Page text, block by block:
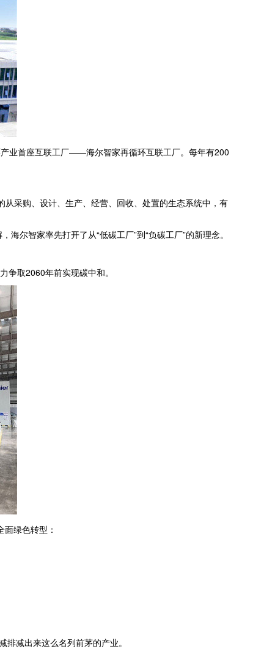
业首座互联工厂——海尔智家再循环互联工厂。每年有200
采购、设计、生产、经营、回收、处置的生态系统中，有
尔智家率先打开了从“低碳工厂”到“负碳工厂”的新理念。
争取2060年前实现碳中和。
绿色转型：
减出来这么名列前茅的产业。